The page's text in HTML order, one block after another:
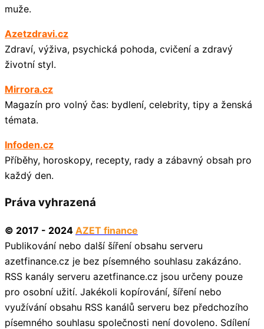
muže.
Azetzdravi.cz
Zdraví, výživa, psychická pohoda, cvičení a zdravý
životní styl.
Mirrora.cz
Magazín pro volný čas: bydlení, celebrity, tipy a ženská
témata.
Infoden.cz
Příběhy, horoskopy, recepty, rady a zábavný obsah pro
každý den.
Práva vyhrazená
© 2017 - 2024 AZET finance
Publikování nebo další šíření obsahu serveru
azetfinance.cz je bez písemného souhlasu zakázáno.
RSS kanály serveru azetfinance.cz jsou určeny pouze
pro osobní užití. Jakékoli kopírování, šíření nebo
využívání obsahu RSS kanálů serveru bez předchozího
písemného souhlasu společnosti není dovoleno. Sdílení